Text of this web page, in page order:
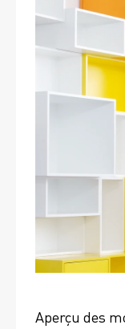
Aperçu des